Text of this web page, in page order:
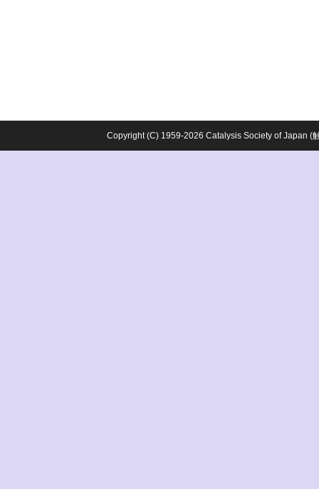
Copyright (C) 1959-2026 Catalysis Society of Japan (